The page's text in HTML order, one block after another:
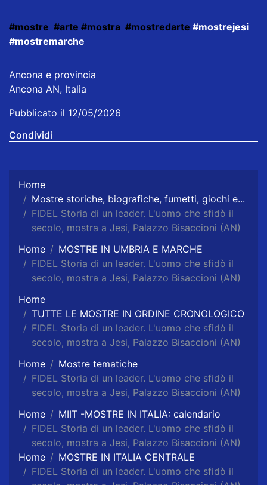
#mostre #arte #mostra #mostredarte #mostrejesi
#mostremarche
Ancona e provincia
Ancona AN, Italia
Pubblicato il 12/05/2026
Condividi
Home
Mostre storiche, biografiche, fumetti, giochi e...
FIDEL Storia di un leader. L'uomo che sfidò il
secolo, mostra a Jesi, Palazzo Bisaccioni (AN)
Home
MOSTRE IN UMBRIA E MARCHE
FIDEL Storia di un leader. L'uomo che sfidò il
secolo, mostra a Jesi, Palazzo Bisaccioni (AN)
Home
TUTTE LE MOSTRE IN ORDINE CRONOLOGICO
FIDEL Storia di un leader. L'uomo che sfidò il
secolo, mostra a Jesi, Palazzo Bisaccioni (AN)
Home
Mostre tematiche
FIDEL Storia di un leader. L'uomo che sfidò il
secolo, mostra a Jesi, Palazzo Bisaccioni (AN)
Home
MIIT -MOSTRE IN ITALIA: calendario
FIDEL Storia di un leader. L'uomo che sfidò il
secolo, mostra a Jesi, Palazzo Bisaccioni (AN)
Home
MOSTRE IN ITALIA CENTRALE
FIDEL Storia di un leader. L'uomo che sfidò il